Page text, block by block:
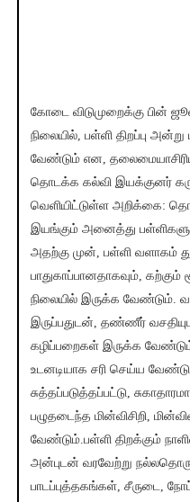
கோடை விடுமுறைக்கு பின்
நிலையில், பள்ளி திறப்பு
வேண்டும் என,
தொடக்க கல்வி இயக்குனர்
வெளியிட்டுள்ள அறிக்கை:
இயங்கும் அனைத்து
அதற்கு முன், பள்ளி வளாகம்
பாதுகாப்பானதாகவும்,
நிலையில் இருக்க வேண்டும்.
இருப்பதுடன், தண்ணீர்
கழிப்பறைகள் இருக்க
உடனடியாக சரி செய்ய
சுத்தப்படுத்தப்பட்டு,
பழுதடைந்த மின்விசிறி,
வேண்டும்.பள்ளி திறக்கும்
அன்புடன் வரவேற்று
பாடப்புத்தகங்கள், சீருடை,